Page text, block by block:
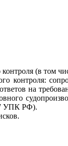
(в том
контроля:
на
УПК РФ).